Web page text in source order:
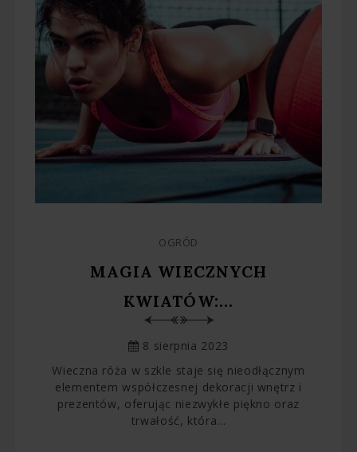
OGRÓD
MAGIA WIECZNYCH
KWIATÓW:...
8 sierpnia 2023
Wieczna róża w szkle staje się nieodłącznym
elementem współczesnej dekoracji wnętrz i
prezentów, oferując niezwykłe piękno oraz
trwałość, która...